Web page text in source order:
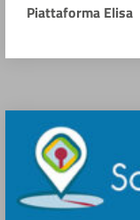
Piattaforma Elisa